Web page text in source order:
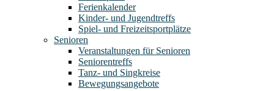
Ferienkalender
Kinder- und Jugendtreffs
Spiel- und Freizeitsportplätze
Senioren
Veranstaltungen für Senioren
Seniorentreffs
Tanz- und Singkreise
Bewegungsangebote